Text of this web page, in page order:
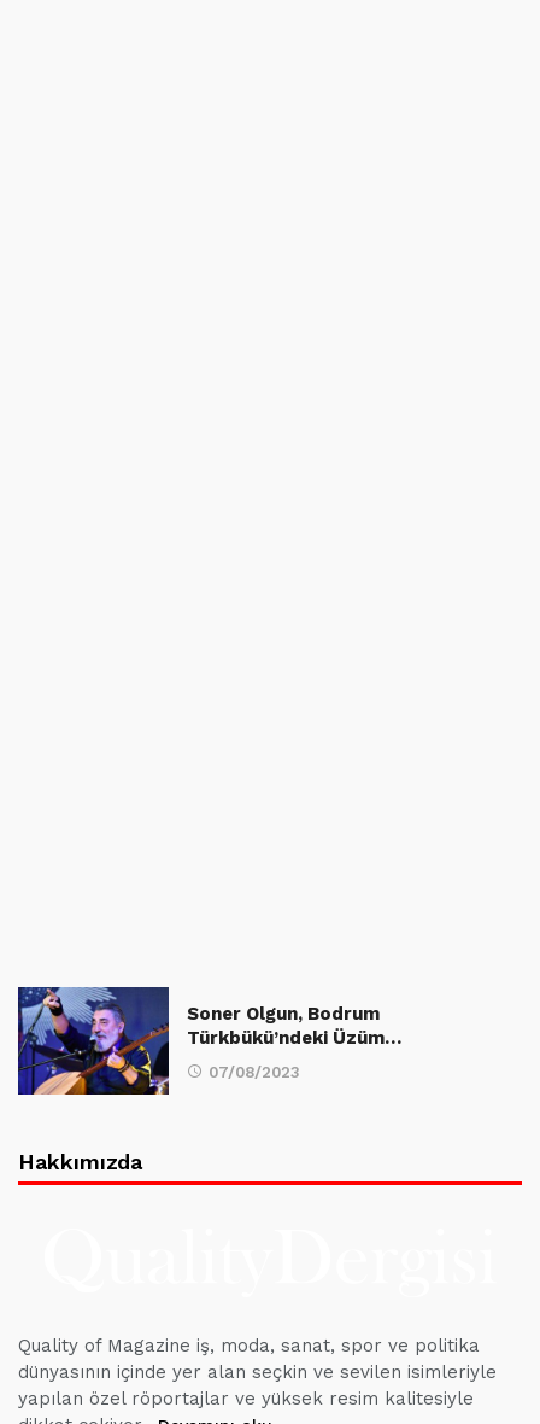
Soner Olgun, Bodrum
Türkbükü’ndeki Üzüm…
07/08/2023
Hakkımızda
Quality of Magazine iş, moda, sanat, spor ve politika
dünyasının içinde yer alan seçkin ve sevilen isimleriyle
yapılan özel röportajlar ve yüksek resim kalitesiyle